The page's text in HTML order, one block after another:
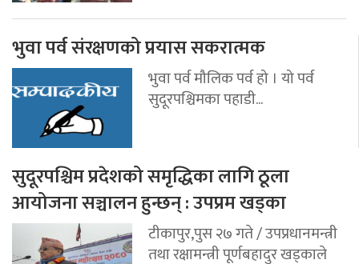
भुवा पर्व संरक्षणको प्रयास सकरात्मक
भुवा पर्व मौलिक पर्व हो । यो पर्व
सुदूरपश्चिमका पहाडी...
सुदूरपश्चिम प्रदेशको समृद्धिका लागि ठूला
आयोजना सञ्चालन हुन्छन् : उपप्रम खड्का
टीकापुर,पुस २७ गते / उपप्रधानमन्त्री
तथा रक्षामन्त्री पूर्णबहादुर खड्काले